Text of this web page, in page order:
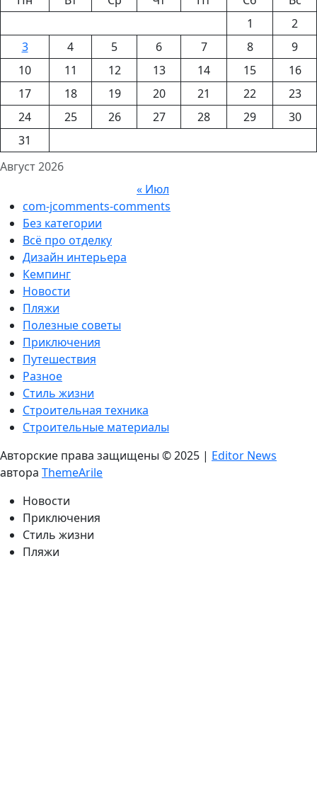
Август 2026
1
2
3
4 5 6 7 8
9
10
11 12 13 14 15
16
17
18 19 20 21 22
23
24
25 26 27 28 29
30
31
« Июл
com-jcomments-comments
Без категории
Всё про отделку
Дизайн интерьера
Кемпинг
Новости
Пляжи
Полезные советы
Приключения
Путешествия
Разное
Стиль жизни
Строительная техника
Строительные материалы
Авторские права защищены © 2025 | Editor News
автора ThemeArile
Новости
Приключения
Стиль жизни
Пляжи